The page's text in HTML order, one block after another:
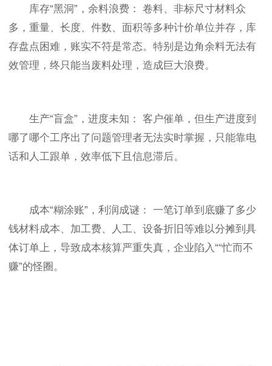
库存“黑洞”，余料浪费： 卷料、非标尺寸材料众
多，重量、长度、件数、面积等多种计价单位并存，库
存盘点困难，账实不符是常态。特别是边角余料无法有
效管理，终只能当废料处理，造成巨大浪费。
生产“盲盒”，进度未知： 客户催单，但生产进度到
哪了哪个工序出了问题管理者无法实时掌握，只能靠电
话和人工跟单，效率低下且信息滞后。
成本“糊涂账”，利润成谜： 一笔订单到底赚了多少
钱材料成本、加工费、人工、设备折旧等难以分摊到具
体订单上，导致成本核算严重失真，企业陷入““忙而不
赚”的怪圈。